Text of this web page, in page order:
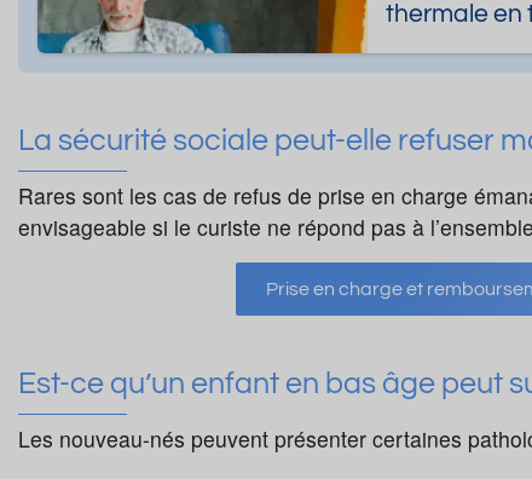
thermale en
La sécurité sociale peut-elle refuser
Rares sont les cas de refus de prise en charge
envisageable si le curiste ne répond pas à
Prise en charge et
Est-ce qu’un enfant en bas âge peut
Les nouveau-nés peuvent présenter certaines